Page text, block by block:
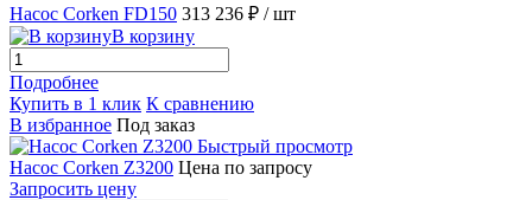
Насос Corken FD150 313 236 ₽ / шт
В корзину
Подробнее
Купить в 1 клик К сравнению
В избранное Под заказ
Быстрый просмотр
Насос Corken Z3200 Цена по запросу
Запросить цену